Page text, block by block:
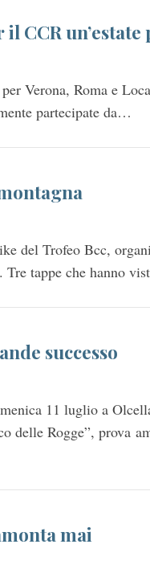
CCR
Verona, Roma e
partecipate da…
del Trofeo Bcc,
Tre tappe che hanno
successo
11 luglio a
delle Rogge”, prova
mai